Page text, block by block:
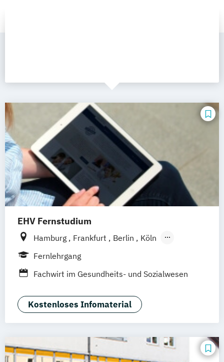
EHV Fernstudium
Hamburg Frankfurt Berlin
Köln
München
Fernlehrgang
Fachwirt im Gesundheits- und Sozialwesen
Kostenloses Infomaterial